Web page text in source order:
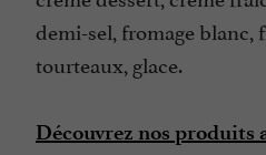
demi-sel, fromage blanc,
tourteaux, glace.
Découvrez nos produits